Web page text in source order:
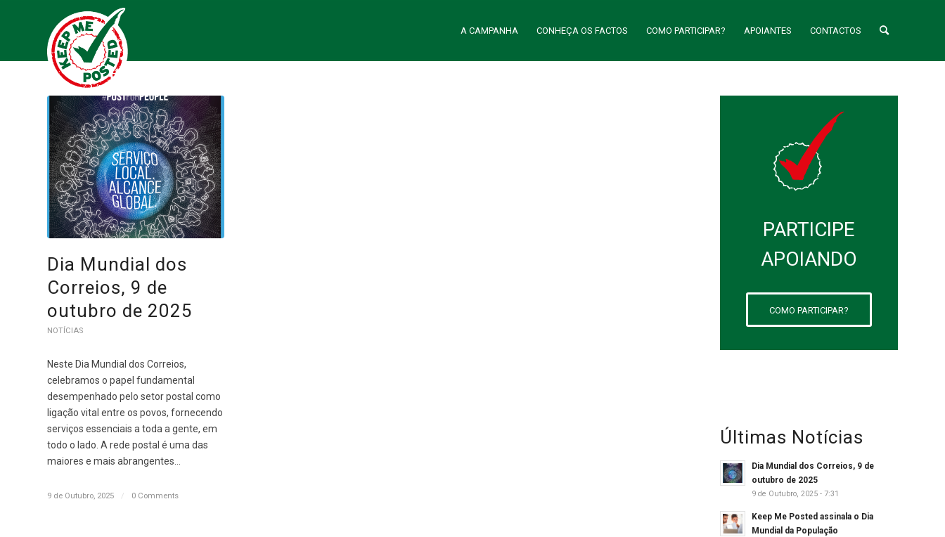
A CAMPANHA CONHEÇA OS FACTOS COMO PARTICIPAR? APOIANTES CONTACTOS
Dia Mundial dos
Correios, 9 de
outubro de 2025
NOTÍCIAS
Neste Dia Mundial dos Correios,
celebramos o papel fundamental
desempenhado pelo setor postal como
ligação vital entre os povos, fornecendo
serviços essenciais a toda a gente, em
todo o lado. A rede postal é uma das
maiores e mais abrangentes…
9 de Outubro, 2025 / 0 Comments
PARTICIPE
APOIANDO
COMO PARTICIPAR?
Últimas Notícias
Dia Mundial dos Correios, 9 de
outubro de 2025
9 de Outubro, 2025 - 7:31
Keep Me Posted assinala o Dia
Mundial da População